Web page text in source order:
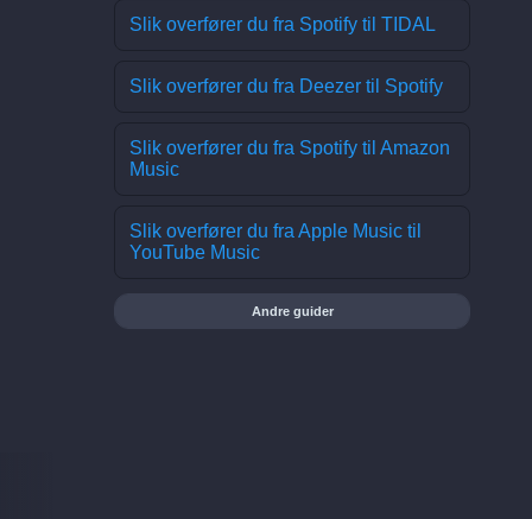
Slik overfører du fra Spotify til TIDAL
Slik overfører du fra Deezer til Spotify
Slik overfører du fra Spotify til Amazon
Music
Slik overfører du fra Apple Music til
YouTube Music
Andre guider